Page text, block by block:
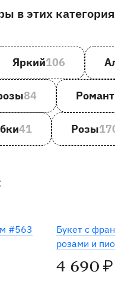
на сайте
в этих
Яркий106
84
41 Розы
#563
Хит
Букет c
розами и
4 690 ₽